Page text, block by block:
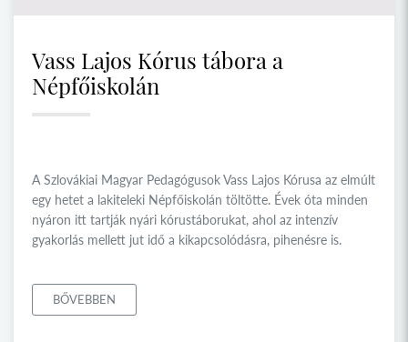
Vass Lajos Kórus tábora a
Népfőiskolán
A Szlovákiai Magyar Pedagógusok Vass Lajos Kórusa az elmúlt
egy hetet a lakiteleki Népfőiskolán töltötte. Évek óta minden
nyáron itt tartják nyári kórustáborukat, ahol az intenzív
gyakorlás mellett jut idő a kikapcsolódásra, pihenésre is.
BŐVEBBEN